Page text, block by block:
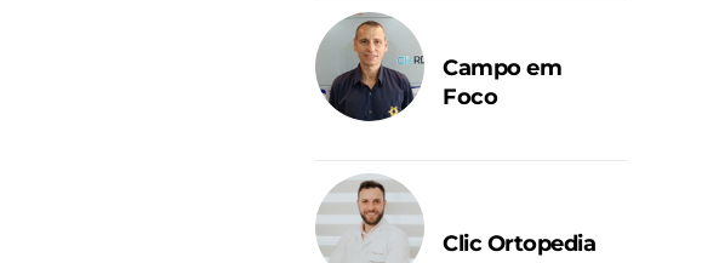
Campo em
Foco
Clic Ortopedia